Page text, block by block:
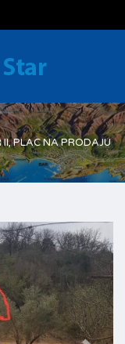
II, PLAC NA PRODAJU